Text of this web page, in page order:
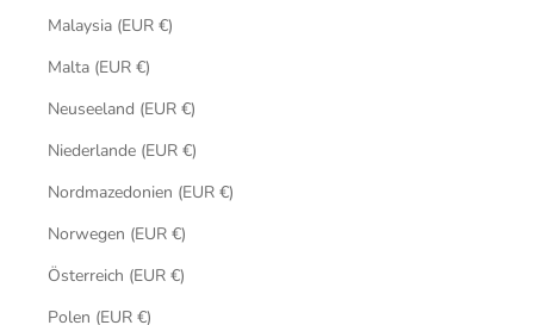
Malaysia (EUR €)
Malta (EUR €)
Neuseeland (EUR €)
Niederlande (EUR €)
Nordmazedonien (EUR €)
Norwegen (EUR €)
Österreich (EUR €)
Polen (EUR €)